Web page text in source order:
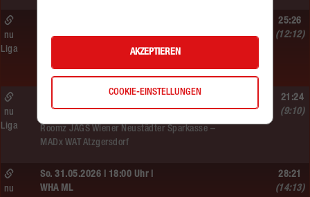
WU18
MADx WAT Atzgersdorf –
HIB Handball Graz
nu
Liga
25:26
(12:12)
WU18
Roomz JAGS Wiener Neustädter Sparkasse –
MADx WAT Atzgersdorf
nu
Liga
21:24
(9:10)
So. 31.05.2026 | 18:00 Uhr |
WHA ML
nu
28:21
(14:13)
AKZEPTIEREN
COOKIE-EINSTELLUNGEN